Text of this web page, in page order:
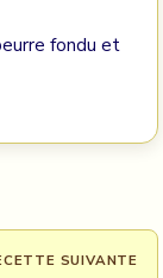
fondu et
SUIVANTE